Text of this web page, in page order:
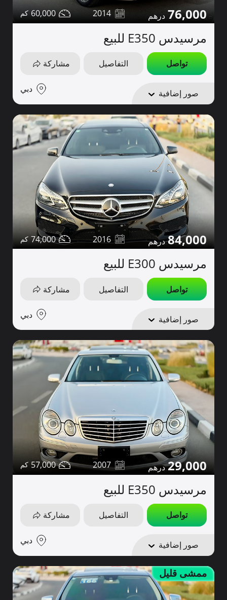
76,000
2014
60,000
مرسيدس E350 للبيع
تواصل التفاصيل مشاركة
صور إضافية دبي
84,000
2016
74,000
مرسيدس E300 للبيع
تواصل التفاصيل مشاركة
صور إضافية دبي
29,000
2007
57,000
مرسيدس E350 للبيع
تواصل التفاصيل مشاركة
صور إضافية دبي
ممشى قليل